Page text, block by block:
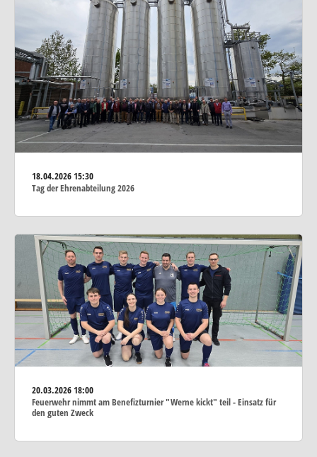
18.04.202615:30
Tag der Ehrenabteilung 2026
20.03.202618:00
Feuerwehr nimmt am Benefizturnier "Werne kickt" teil - Einsatz für
den guten Zweck